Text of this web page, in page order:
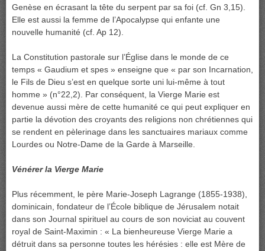
Genèse en écrasant la tête du serpent par sa foi (cf. Gn 3,15).
Elle est aussi la femme de l’Apocalypse qui enfante une
nouvelle humanité (cf. Ap 12).
La Constitution pastorale sur l’Église dans le monde de ce
temps « Gaudium et spes » enseigne que « par son Incarnation,
le Fils de Dieu s’est en quelque sorte uni lui-même à tout
homme » (n°22,2). Par conséquent, la Vierge Marie est
devenue aussi mère de cette humanité ce qui peut expliquer en
partie la dévotion des croyants des religions non chrétiennes qui
se rendent en pèlerinage dans les sanctuaires mariaux comme
Lourdes ou Notre-Dame de la Garde à Marseille.
Vénérer la Vierge Marie
Plus récemment, le père Marie-Joseph Lagrange (1855-1938),
dominicain, fondateur de l’École biblique de Jérusalem notait
dans son Journal spirituel au cours de son noviciat au couvent
royal de Saint-Maximin : « La bienheureuse Vierge Marie a
détruit dans sa personne toutes les hérésies : elle est Mère de